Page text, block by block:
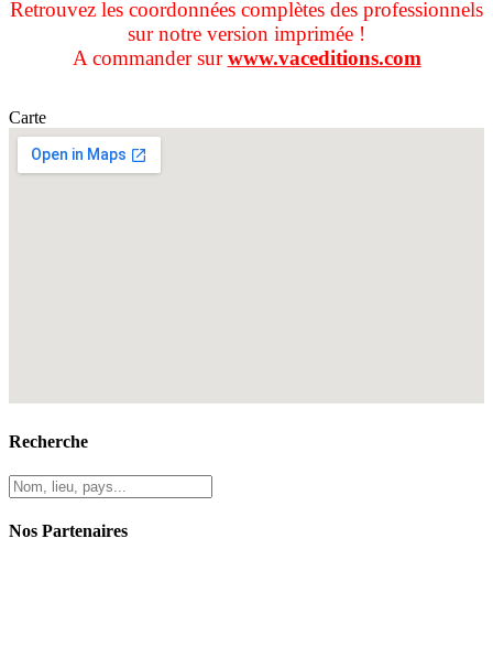
Retrouvez les coordonnées complètes des professionnels
sur notre version imprimée !
A commander surwww.vaceditions.com
Carte
Recherche
Nos Partenaires